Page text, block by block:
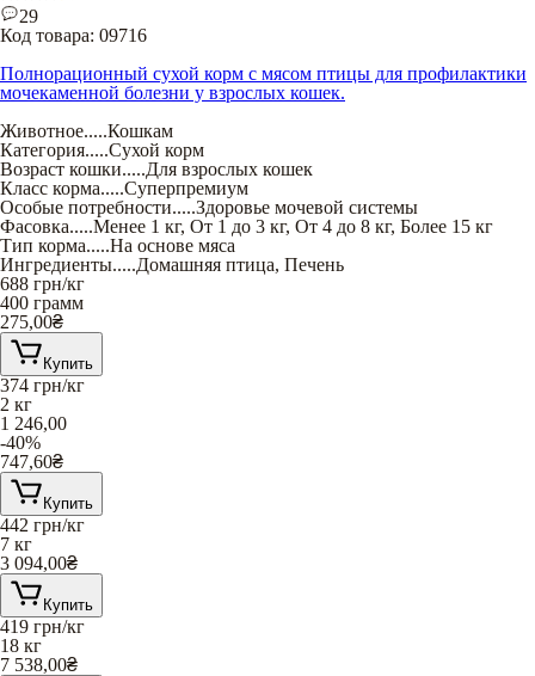
29
Код товара: 09716
Полнорационный сухой корм с мясом птицы для профилактики
мочекаменной болезни у взрослых кошек.
Животное.....Кошкам
Категория.....Сухой корм
Возраст кошки.....Для взрослых кошек
Класс корма.....Суперпремиум
Особые потребности.....Здоровье мочевой системы
Фасовка.....Менее 1 кг, От 1 до 3 кг, От 4 до 8 кг, Более 15 кг
Тип корма.....На основе мяса
Ингредиенты.....Домашняя птица, Печень
688 грн/кг
400 грамм
275,00₴
Купить
374 грн/кг
2 кг
1 246,00
-40%
747,60₴
Купить
442 грн/кг
7 кг
3 094,00₴
Купить
419 грн/кг
18 кг
7 538,00₴